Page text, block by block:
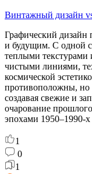
Винтажный дизайн
Графический
и будущим. С одной
теплыми текстурами
чистыми линиями,
космической
противоположны, но
создавая свежие и
очарование
эпохами 1950–1990-
1
0
1